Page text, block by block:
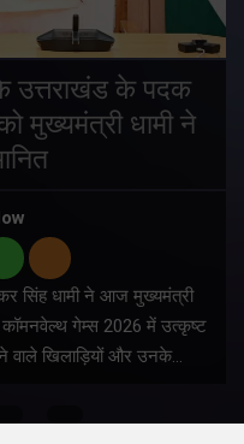
उत्तराखंड के पदक
मुख्यमंत्री धामी ने
सिंह धामी ने आज मुख्यमंत्री
गेम्स 2026 में उत्कृष्ट
वाले खिलाड़ियों और उनके…